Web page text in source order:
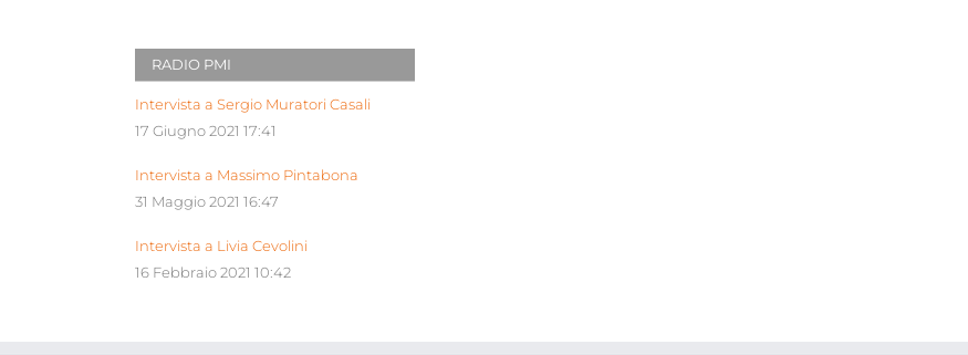
RADIO PMI
Intervista a Sergio Muratori Casali
17 Giugno 2021 17:41
Intervista a Massimo Pintabona
31 Maggio 2021 16:47
Intervista a Livia Cevolini
16 Febbraio 2021 10:42